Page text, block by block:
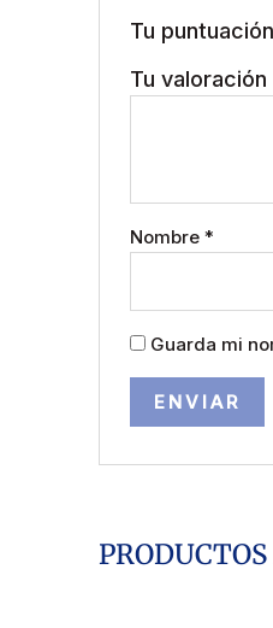
Tu puntuación
Tu valoración
Nombre*
Guarda mi